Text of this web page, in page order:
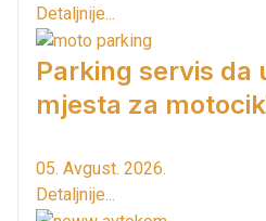
Detaljnije...
Parking servis da
mjesta za
05. Avgust. 2026.
Detaljnije...